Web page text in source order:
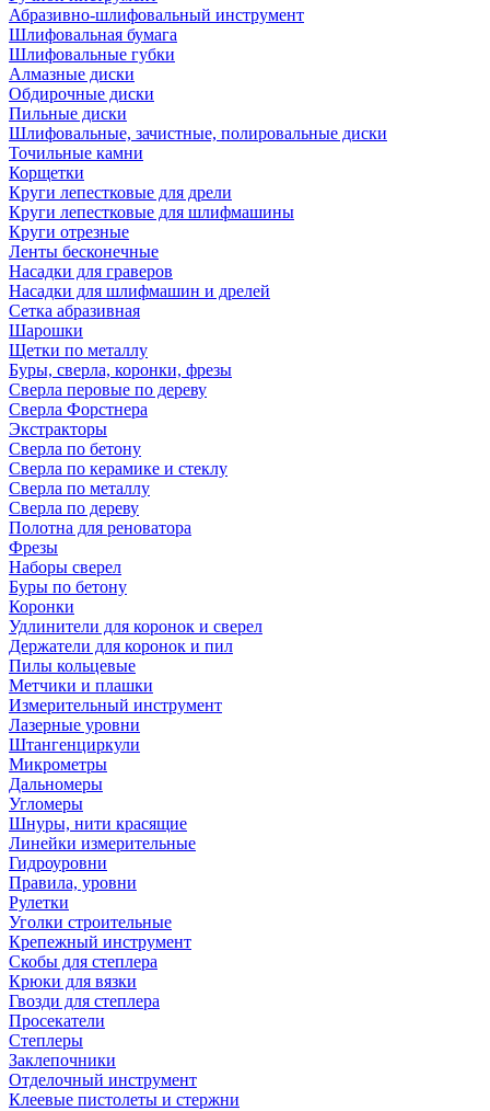
Абразивно-шлифовальный инструмент
Шлифовальная бумага
Шлифовальные губки
Алмазные диски
Обдирочные диски
Пильные диски
Шлифовальные, зачистные, полировальные диски
Точильные камни
Корщетки
Круги лепестковые для дрели
Круги лепестковые для шлифмашины
Круги отрезные
Ленты бесконечные
Насадки для граверов
Насадки для шлифмашин и дрелей
Сетка абразивная
Шарошки
Щетки по металлу
Буры, сверла, коронки, фрезы
Сверла перовые по дереву
Сверла Форстнера
Экстракторы
Сверла по бетону
Сверла по керамике и стеклу
Сверла по металлу
Сверла по дереву
Полотна для реноватора
Фрезы
Наборы сверел
Буры по бетону
Коронки
Удлинители для коронок и сверел
Держатели для коронок и пил
Пилы кольцевые
Метчики и плашки
Измерительный инструмент
Лазерные уровни
Штангенциркули
Микрометры
Дальномеры
Угломеры
Шнуры, нити красящие
Линейки измерительные
Гидроуровни
Правила, уровни
Рулетки
Уголки строительные
Крепежный инструмент
Скобы для степлера
Крюки для вязки
Гвозди для степлера
Просекатели
Степлеры
Заклепочники
Отделочный инструмент
Клеевые пистолеты и стержни